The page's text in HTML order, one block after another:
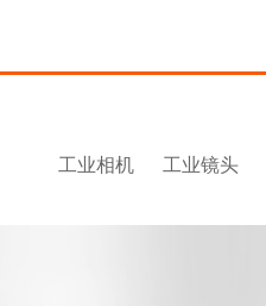
工业相机 工业镜头